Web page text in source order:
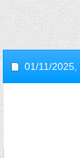
01/11/2025,